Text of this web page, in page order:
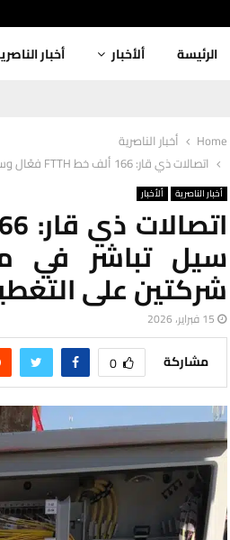
الرئيسة ألأخبار أخبار
Home
أخبار الناصرية
اتصالات ذي قار: 166 ألف خط FTTH فعّال وسوبر سيل تباشر في مركز الناصرية وسط تنافس شركتين على التغطية
أخبار الناصرية ألأخبار
سيل تباشر في
شركتين على
15 فبراير، 2026
مشاركة 0